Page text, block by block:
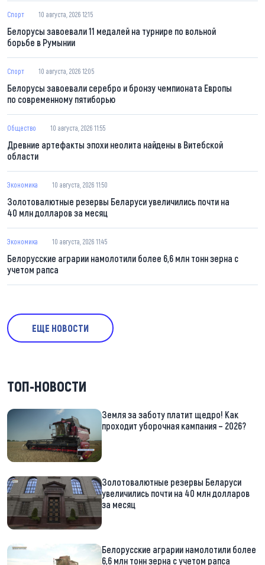
Спорт 10 августа, 2026 12:15
Белорусы завоевали 11 медалей на турнире по вольной
борьбе в Румынии
Спорт 10 августа, 2026 12:05
Белорусы завоевали серебро и бронзу чемпионата Европы
по современному пятиборью
Общество 10 августа, 2026 11:55
Древние артефакты эпохи неолита найдены в Витебской
области
Экономика 10 августа, 2026 11:50
Золотовалютные резервы Беларуси увеличились почти на
40 млн долларов за месяц
Экономика 10 августа, 2026 11:45
Белорусские аграрии намолотили более 6,6 млн тонн зерна с
учетом рапса
ЕЩЕ НОВОСТИ
ТОП-НОВОСТИ
Земля за заботу платит щедро! Как
проходит уборочная кампания – 2026?
Золотовалютные резервы Беларуси
увеличились почти на 40 млн долларов
за месяц
Белорусские аграрии намолотили более
6,6 млн тонн зерна с учетом рапса